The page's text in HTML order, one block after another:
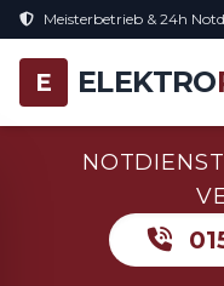
Meisterbetrieb & 24h
E ELEKTRO